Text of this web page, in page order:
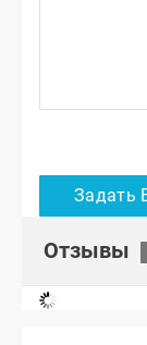
Отзывы